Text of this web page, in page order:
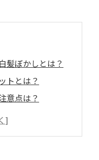
髪ぼかしとは？
トとは？
意点は？
アスタイルは？